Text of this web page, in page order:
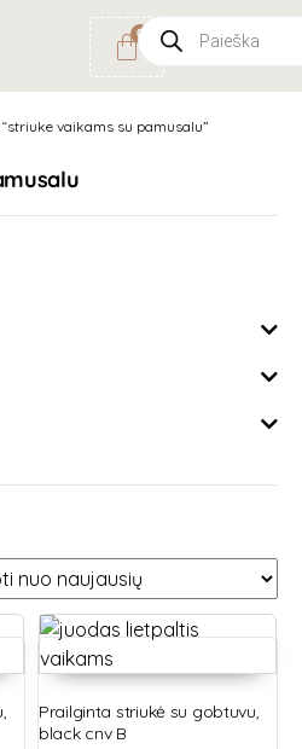
0
vaikams su pamusalu”
Prailginta striukė su gobtuvu,
black cnv B